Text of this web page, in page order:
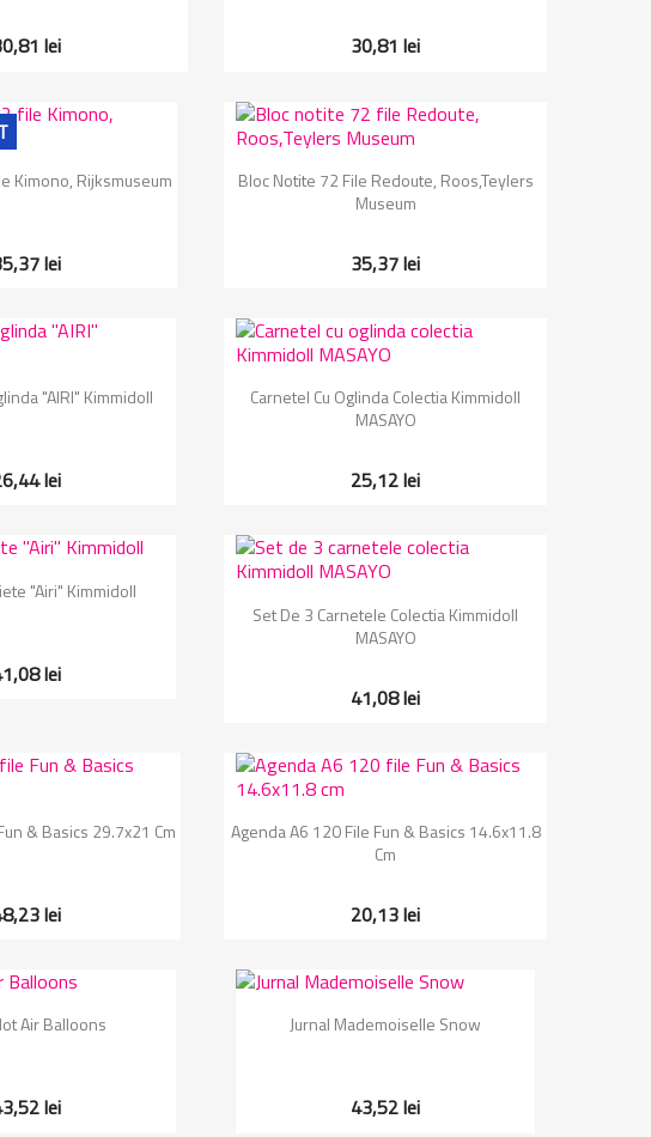
lei 30,81 lei
rapida
Kimono, Rijksmuseum
lei
Vizualizare rapida
Bloc Notite 72 File Redoute, Roos,Teylers
Museum
35,37 lei
rapida
"AIRI" Kimmidoll
lei
Vizualizare rapida
Carnetel Cu Oglinda Colectia Kimmidoll
MASAYO
25,12 lei
rapida
"Airi" Kimmidoll
lei
Vizualizare rapida
Set De 3 Carnetele Colectia Kimmidoll
MASAYO
41,08 lei
rapida
& Basics 29.7x21 Cm
lei
Vizualizare rapida
Agenda A6 120 File Fun & Basics 14.6x11.8
Cm
20,13 lei
rapida
Air Balloons
lei
Vizualizare rapida
Jurnal Mademoiselle Snow
43,52 lei